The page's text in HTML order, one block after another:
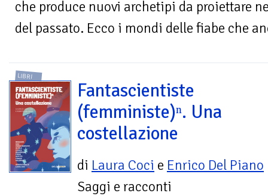
che produce nuovi archetipi da proiettare
del passato. Ecco i mondi delle fiabe che
LIBRI
Fantascientiste
(femministe)ⁿ. Una
costellazione
di Laura Coci e Enrico Del Piano
Saggi e racconti